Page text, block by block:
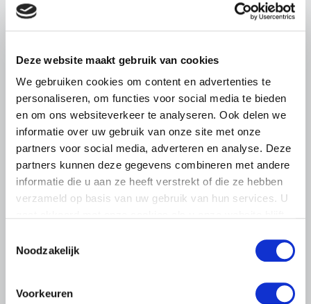
Deze website maakt gebruik van cookies
We gebruiken cookies om content en advertenties te
personaliseren, om functies voor social media te bieden
en om ons websiteverkeer te analyseren. Ook delen we
informatie over uw gebruik van onze site met onze
partners voor social media, adverteren en analyse. Deze
partners kunnen deze gegevens combineren met andere
informatie die u aan ze heeft verstrekt of die ze hebben
verzameld op basis van uw gebruik van hun services. U
Noodzakelijk
Voorkeuren
Lees meer
21 JANUARI 2019